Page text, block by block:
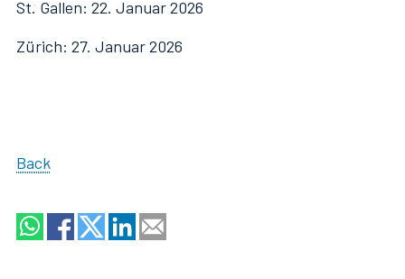
St. Gallen: 22. Januar 2026
Zürich: 27. Januar 2026
Back